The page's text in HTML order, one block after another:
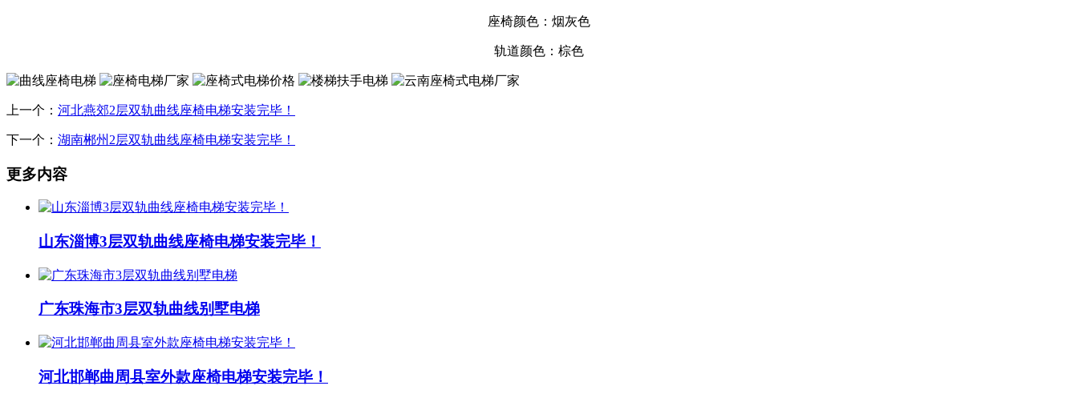
座椅颜色：烟灰色
轨道颜色：棕色
上一个： 河北燕郊2层双轨曲线座椅电梯安装完毕！
下一个： 湖南郴州2层双轨曲线座椅电梯安装完毕！
更多内容
山东淄博3层双轨曲线座椅电梯安装完毕！
广东珠海市3层双轨曲线别墅电梯
河北邯郸曲周县室外款座椅电梯安装完毕！